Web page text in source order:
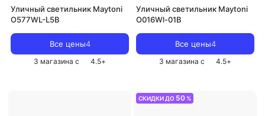
Уличный светильник Maytoni
O577WL-L5B
Все цены4
3 магазина с 4.5+
Уличный светильник Maytoni
O016Wl-01B
Все цены4
3 магазина с 4.5+
СКИДКИ ДО 50 %